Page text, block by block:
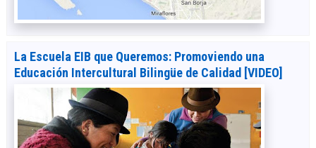
La Escuela EIB que Queremos: Promoviendo una
Educación Intercultural Bilingüe de Calidad [VIDEO]